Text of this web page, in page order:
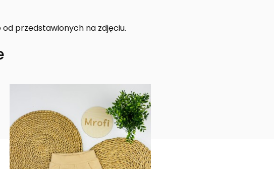
przedstawionych na zdjęciu.